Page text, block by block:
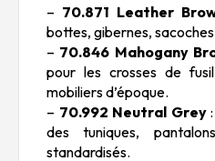
– 70.871 Leather
bottes, gibernes,
– 70.846 Mahogany
pour les crosses de
mobiliers d’époque.
– 70.992 Neutral Grey:
des tuniques,
standardisés.